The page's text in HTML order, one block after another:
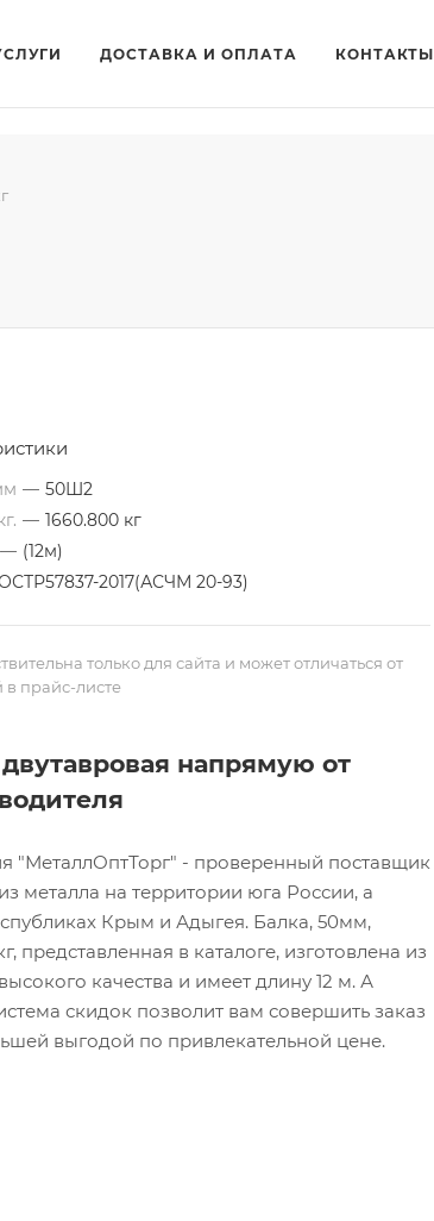
ДОСТАВКА И ОПЛАТА КОНТАКТЫ
— 50Ш2
— 1660.800 кг
— (12м)
2017(АСЧМ 20-93)
только для сайта и может отличаться от
в прайс-листе
напрямую от
"МеталлОптТорг" - проверенный поставщик
металла на территории юга России, а
Крым и Адыгея. Балка, 50мм,
представленная в каталоге, изготовлена из
качества и имеет длину 12 м. А
скидок позволит вам совершить заказ
выгодой по привлекательной цене.